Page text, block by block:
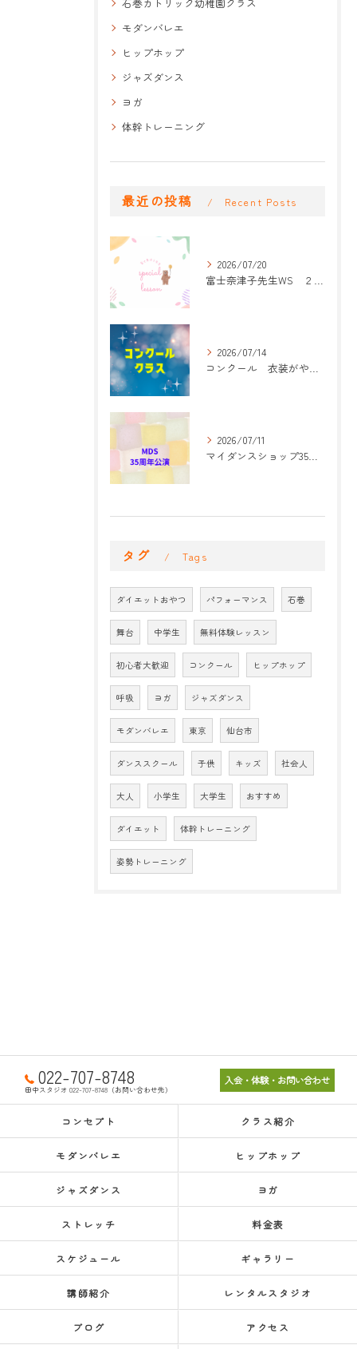
モダンバレエ
ヒップホップ
ジャズダンス
ヨガ
体幹トレーニング
最近の投稿 Recent Posts
2026/07/20
富士奈津子先生WS ２回目
2026/07/14
コンクール 衣装がやって来た！
2026/07/11
マイダンスショップ35周年記念公演 振付開始
タグ Tags
ダイエットおやつ パフォーマンス 石巻
舞台 中学生 無料体験レッスン
初心者大歓迎 コンクール ヒップホップ
呼吸 ヨガ ジャズダンス
モダンバレエ 東京 仙台市
ダンススクール 子供 キッズ 社会人
大人 小学生 大学生 おすすめ
ダイエット 体幹トレーニング
姿勢トレーニング
022-707-8748
田中スタジオ 022-707-8748（お問い合わせ先）
入会・体験・お問い合わせ
コンセプト クラス紹介
モダンバレエ ヒップホップ
ジャズダンス ヨガ
ストレッチ 料金表
スケジュール ギャラリー
講師紹介 レンタルスタジオ
ブログ アクセス